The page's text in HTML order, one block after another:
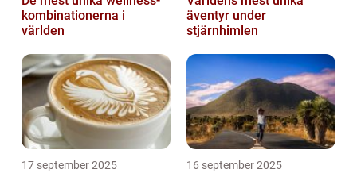
kombinationerna i
världen
äventyr under
stjärnhimlen
17 september 2025 16 september 2025